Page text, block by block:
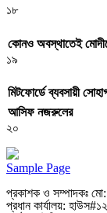
১৮
কোনও অবস্থাতেই
১৯
মিটফোর্ডে ব্যবসায়ী
আসিফ নজরুলের
২০
Sample Page
প্রকাশক ও সম্পাদকঃ
প্রধান কার্যালয়: